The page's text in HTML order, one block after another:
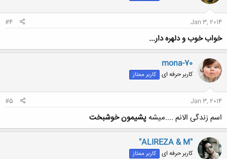
Jan 3, 2014
#4
خواب خوب و دلهره دار...
mona-70
کاربر حرفه ای کاربر ممتاز
Jan 3, 2014
#5
اسم زندگی الانم ....میشه پشیمون خوشبخت
"ALIREZA & M"
کاربر حرفه ای کاربر ممتاز